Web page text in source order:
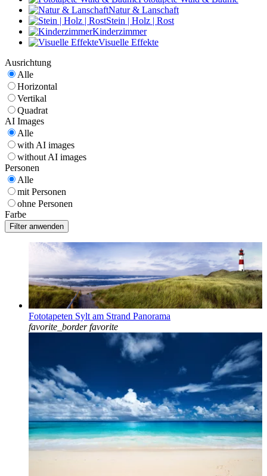
Natur & Lanschaft
Stein | Holz | Rost
Kinderzimmer
Visuelle Effekte
Ausrichtung
Alle
Horizontal
Vertikal
Quadrat
AI Images
Alle
with AI images
without AI images
Personen
Alle
mit Personen
ohne Personen
Farbe
Fototapeten Sylt am Strand Panorama
favorite_border favorite